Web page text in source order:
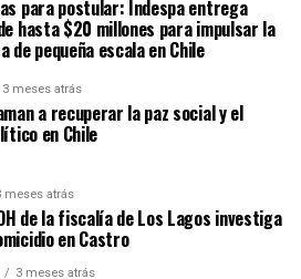
para postular: Indespa entrega
hasta $20 millones para impulsar la
de pequeña escala en Chile
3 meses atrás
a recuperar la paz social y el
en Chile
meses atrás
de la fiscalía de Los Lagos investiga
en Castro
3 meses atrás